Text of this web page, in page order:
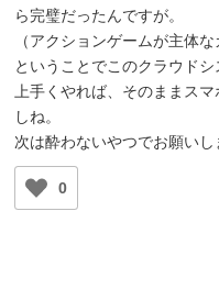
ら完璧だったんですが。
（アクションゲームが主体
ということでこのクラウドシ
上手くやれば、そのままス
しね。
次は酔わないやつでお願いし
0